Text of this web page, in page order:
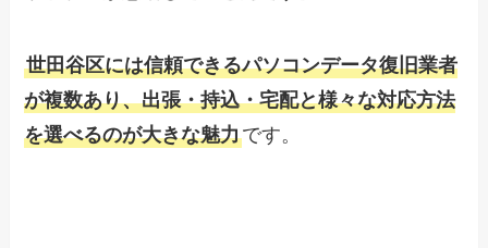
世田谷区には信頼できるパソコンデータ復旧業者
が複数あり、出張・持込・宅配と様々な対応方法
を選べるのが大きな魅力です。